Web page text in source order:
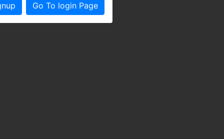
Go To login Page